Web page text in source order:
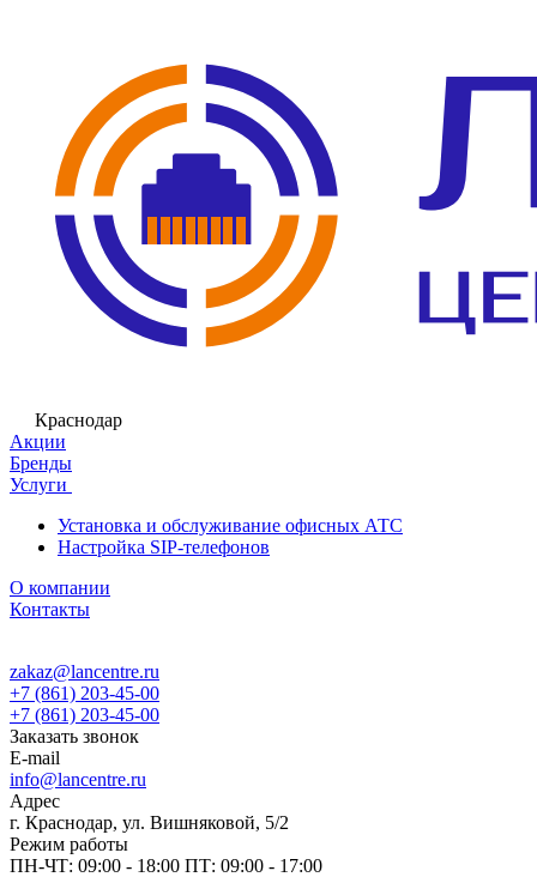
Краснодар
Акции
Бренды
Услуги
Установка и обслуживание офисных АТС
Настройка SIP-телефонов
О компании
Контакты
zakaz@lancentre.ru
+7 (861) 203-45-00
+7 (861) 203-45-00
Заказать звонок
E-mail
info@lancentre.ru
Адрес
г. Краснодар, ул. Вишняковой, 5/2
Режим работы
ПН-ЧТ: 09:00 - 18:00 ПТ: 09:00 - 17:00